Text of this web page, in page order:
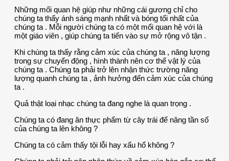
Những mối quan hệ giúp như những cái gương chỉ cho
chúng ta thấy ánh sáng mạnh nhất và bóng tối nhất của
chúng ta . Mỗi người chúng ta có một mối quan hệ với là
một giáo viên , giúp chúng ta tiến vào sự mở rộng vô tận .
Khi chúng ta thấy rằng cảm xúc của chúng ta , năng lượng
trong sự chuyển động , hình thành nên cơ thể vật lý của
chúng ta . Chúng ta phải trở lên nhận thức trường năng
lượng quanh chúng ta , ảnh hưởng đến cảm xúc của chúng
ta .
Quả thật loại nhạc chúng ta đang nghe là quan trọng .
Chúng ta có đang ăn thực phẩm từ cây trái để nâng tần số
của chúng ta lên không ?
Chúng ta có cảm thấy tội lỗi hay xấu hổ không ?